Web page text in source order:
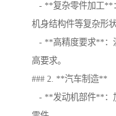
- **复杂零件加工**
机身结构件等复杂形状
- **高精度要求**：
高要求。
### 2. **汽车制造**
- **发动机部件**：